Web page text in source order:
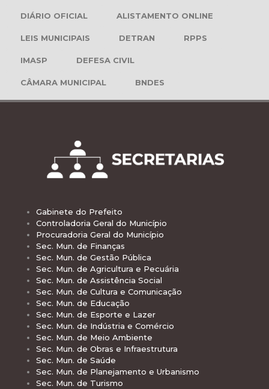
DIÁRIO OFICIAL ALISTAMENTO ONLINE
LEIS MUNICIPAIS DETRAN RPPS
IMASP DEFESA CIVIL
CÂMARA MUNICIPAL BNDES
Gabinete do Prefeito
Controladoria Geral do Município
Procuradoria Geral do Município
Sec. Mun. de Finanças
Sec. Mun. de Gestão Pública
Sec. Mun. de Agricultura e Pecuária
Sec. Mun. de Assistência Social
Sec. Mun. de Cultura e Comunicação
Sec. Mun. de Educação
Sec. Mun. de Esporte e Lazer
Sec. Mun. de Indústria e Comércio
Sec. Mun. de Meio Ambiente
Sec. Mun. de Obras e Infraestrutura
Sec. Mun. de Saúde
Sec. Mun. de Planejamento e Urbanismo
Sec. Mun. de Turismo